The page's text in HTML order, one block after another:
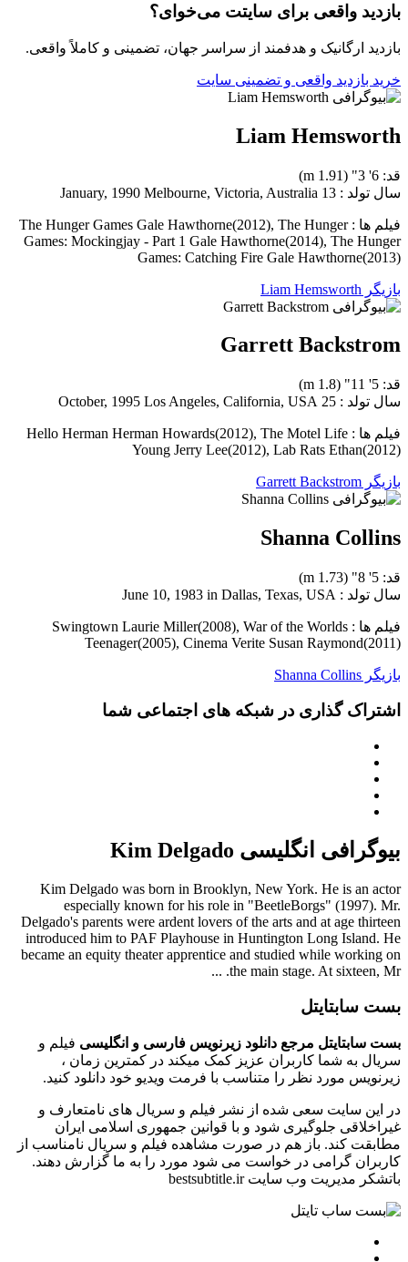
بازدید واقعی برای سایتت می‌خوای؟
بازدید ارگانیک و هدفمند از سراسر جهان، تضمینی و کاملاً واقعی.
خرید بازدید واقعی و تضمینی سایت
Liam Hemsworth
قد: 6' 3" (1.91 m)
سال تولد : 13 January, 1990 Melbourne, Victoria, Australia
فیلم ها : The Hunger Games Gale Hawthorne(2012), The Hunger
Games: Mockingjay - Part 1 Gale Hawthorne(2014), The Hunger
Games: Catching Fire Gale Hawthorne(2013)
بازیگر Liam Hemsworth
Garrett Backstrom
قد: 5' 11" (1.8 m)
سال تولد : 25 October, 1995 Los Angeles, California, USA
فیلم ها : Hello Herman Herman Howards(2012), The Motel Life
Young Jerry Lee(2012), Lab Rats Ethan(2012)
بازیگر Garrett Backstrom
Shanna Collins
قد: 5' 8" (1.73 m)
سال تولد : June 10, 1983 in Dallas, Texas, USA
فیلم ها : Swingtown Laurie Miller(2008), War of the Worlds
Teenager(2005), Cinema Verite Susan Raymond(2011)
بازیگر Shanna Collins
اشتراک گذاری در شبکه های اجتماعی شما
بیوگرافی انگلیسی Kim Delgado
Kim Delgado was born in Brooklyn, New York. He is an actor
especially known for his role in "BeetleBorgs" (1997). Mr.
Delgado's parents were ardent lovers of the arts and at age thirteen
introduced him to PAF Playhouse in Huntington Long Island. He
became an equity theater apprentice and studied while working on
the main stage. At sixteen, Mr. ...
بست سابتایتل
بست سابتایتل مرجع دانلود زیرنویس فارسی و انگلیسی فیلم و
سریال به شما کاربران عزیز کمک میکند در کمترین زمان ،
زیرنویس مورد نظر را متناسب با فرمت ویدیو خود دانلود کنید.
در این سایت سعی شده از نشر فیلم و سریال های نامتعارف و
غیراخلاقی جلوگیری شود و با قوانین جمهوری اسلامی ایران
مطابقت کند. باز هم در صورت مشاهده فیلم و سریال نامناسب از
کاربران گرامی در خواست می شود مورد را به ما گزارش دهند.
باتشکر مدیریت وب سایت bestsubtitle.ir